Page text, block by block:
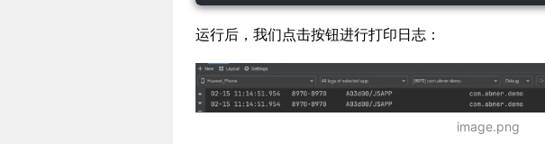
运行后，我们点击按钮进行打印日志：
image.png